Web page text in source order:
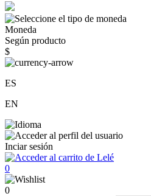
Moneda
Según producto
$
ES
EN
Inciar sesión
0
0